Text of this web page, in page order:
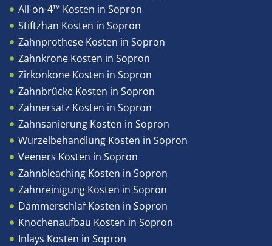
All-on-4™ Kosten in Sopron
Stiftzhan Kosten in Sopron
Zahnprothese Kosten in Sopron
Zahnkrone Kosten in Sopron
Zirkonkone Kosten in Sopron
Zahnbrücke Kosten in Sopron
Zahnersatz Kosten in Sopron
Zahnsanierung Kosten in Sopron
Wurzelbehandlung Kosten in Sopron
Veeners Kosten in Sopron
Zahnbleaching Kosten in Sopron
Zahnreinigung Kosten in Sopron
Dämmerschlaf Kosten in Sopron
Knochenaufbau Kosten in Sopron
Inlays Kosten in Sopron